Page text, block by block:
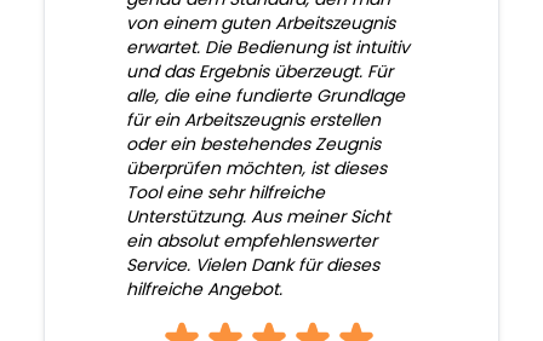
von einem guten Arbeitszeugnis
erwartet. Die Bedienung ist intuitiv
und das Ergebnis überzeugt. Für
alle, die eine fundierte Grundlage
für ein Arbeitszeugnis erstellen
oder ein bestehendes Zeugnis
überprüfen möchten, ist dieses
Tool eine sehr hilfreiche
Unterstützung. Aus meiner Sicht
ein absolut empfehlenswerter
Service. Vielen Dank für dieses
hilfreiche Angebot.